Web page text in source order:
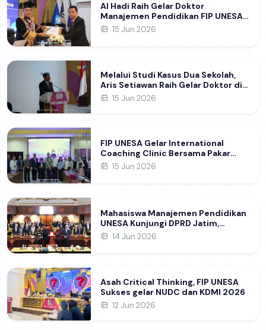
Al Hadi Raih Gelar Doktor
Manajemen Pendidikan FIP UNESA
melalui Riset Pembentukan
15 Jun 2026
Melalui Studi Kasus Dua Sekolah,
Aris Setiawan Raih Gelar Doktor di
FIP UNESA Usai Kupas Manajemen
15 Jun 2026
FIP UNESA Gelar International
Coaching Clinic Bersama Pakar
Khon Kaen University Thailand,
Ilmiah Internasional dukung SDG 4
15 Jun 2026
Mahasiswa Manajemen Pendidikan
UNESA Kunjungi DPRD Jatim,
Perdalam Pemahaman Kebijakan
14 Jun 2026
Asah Critical Thinking, FIP UNESA
Sukses gelar NUDC dan KDMI 2026
12 Jun 2026